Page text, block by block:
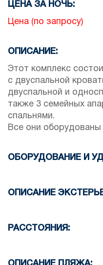
ЦЕНА ЗА НОЧЬ:
Цена (по запросу)
ОПИСАНИЕ:
Этот комплекс
с двуспальной
двуспальной и
также 3 семейных
спальнями.
Все они
ОБОРУДОВАНИЕ И
Кондиционер
Утюг и гладильная
ОПИСАНИЕ
Детская игровая
РАССТОЯНИЯ:
Деревня 0 м